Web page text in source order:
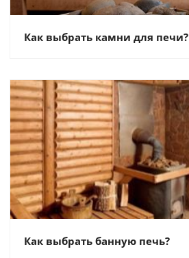
Как выбрать камни для печи?
Как выбрать банную печь?